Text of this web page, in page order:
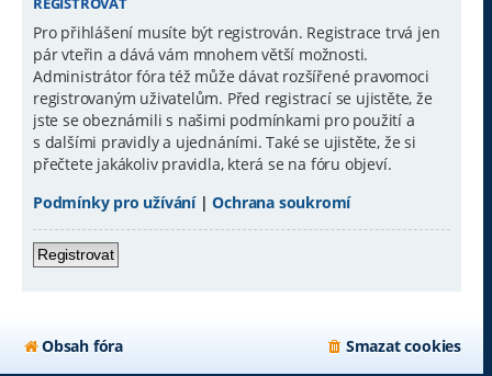
REGISTROVAT
Pro přihlášení musíte být registrován. Registrace trvá jen
pár vteřin a dává vám mnohem větší možnosti.
Administrátor fóra též může dávat rozšířené pravomoci
registrovaným uživatelům. Před registrací se ujistěte, že
jste se obeznámili s našimi podmínkami pro použití a
s dalšími pravidly a ujednáními. Také se ujistěte, že si
přečtete jakákoliv pravidla, která se na fóru objeví.
Podmínky pro užívání|Ochrana soukromí
Registrovat
Obsah fóra Smazat cookies